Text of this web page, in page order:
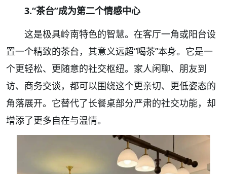
3.“茶台”成为第二个情感中心
这是极具岭南特色的智慧。在客厅一角或阳台设
置一个精致的茶台，其意义远超“喝茶”本身。它是一
个更轻松、更随意的社交枢纽。 家人闲聊、朋友到
访、商务交谈，都可以围绕这个更亲切、更低姿态的
角落展开。它替代了长餐桌部分严肃的社交功能，却
增添了更多自在与温情。